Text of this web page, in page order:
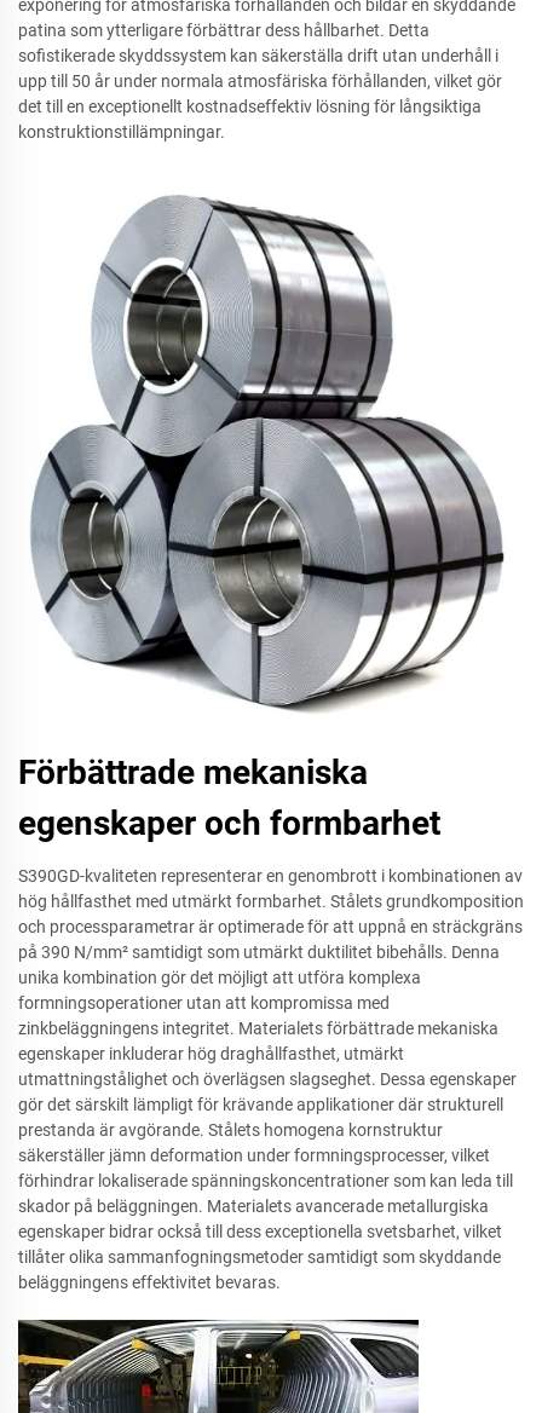
exponering för atmosfäriska förhållanden och bildar en skyddande
patina som ytterligare förbättrar dess hållbarhet. Detta
sofistikerade skyddssystem kan säkerställa drift utan underhåll i
upp till 50 år under normala atmosfäriska förhållanden, vilket gör
det till en exceptionellt kostnadseffektiv lösning för långsiktiga
konstruktionstillämpningar.
Förbättrade mekaniska
egenskaper och formbarhet
S390GD-kvaliteten representerar en genombrott i kombinationen av
hög hållfasthet med utmärkt formbarhet. Stålets grundkomposition
och processparametrar är optimerade för att uppnå en sträckgräns
på 390 N/mm² samtidigt som utmärkt duktilitet bibehålls. Denna
unika kombination gör det möjligt att utföra komplexa
formningsoperationer utan att kompromissa med
zinkbeläggningens integritet. Materialets förbättrade mekaniska
egenskaper inkluderar hög draghållfasthet, utmärkt
utmattningstålighet och överlägsen slagseghet. Dessa egenskaper
gör det särskilt lämpligt för krävande applikationer där strukturell
prestanda är avgörande. Stålets homogena kornstruktur
säkerställer jämn deformation under formningsprocesser, vilket
förhindrar lokaliserade spänningskoncentrationer som kan leda till
skador på beläggningen. Materialets avancerade metallurgiska
egenskaper bidrar också till dess exceptionella svetsbarhet, vilket
tillåter olika sammanfogningsmetoder samtidigt som skyddande
beläggningens effektivitet bevaras.